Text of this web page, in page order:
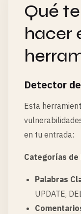
Qué
hacer
Detector
Esta
en tu entrada:
Categorías de
Palabras
UPDATE,